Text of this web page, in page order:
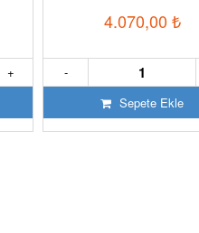
+
4.070,00 ₺
-
Sepete Ekle